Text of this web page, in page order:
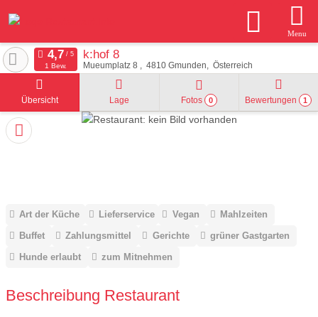
Menu
k:hof 8
Mueumplatz 8 4810 Gmunden Österreich
1 Bew.
Übersicht Lage Fotos 0 Bewertungen 1
Art der Küche Lieferservice Vegan
Mahlzeiten
Buffet
Zahlungsmittel Gerichte
grüner Gastgarten
Hunde erlaubt
zum Mitnehmen
Beschreibung Restaurant